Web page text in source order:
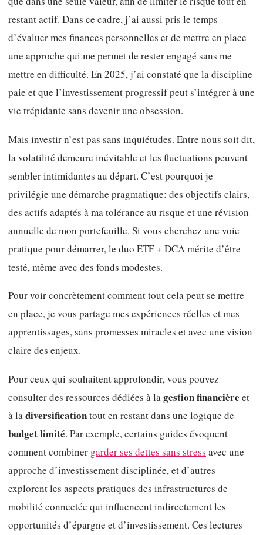
restant actif. Dans ce cadre, j’ai aussi pris le temps
d’évaluer mes finances personnelles et de mettre en place
une approche qui me permet de rester engagé sans me
mettre en difficulté. En 2025, j’ai constaté que la discipline
paie et que l’investissement progressif peut s’intégrer à une
vie trépidante sans devenir une obsession.
Mais investir n’est pas sans inquiétudes. Entre nous soit dit,
la volatilité demeure inévitable et les fluctuations peuvent
sembler intimidantes au départ. C’est pourquoi je
privilégie une démarche pragmatique: des objectifs clairs,
des actifs adaptés à ma tolérance au risque et une révision
annuelle de mon portefeuille. Si vous cherchez une voie
pratique pour démarrer, le duo ETF + DCA mérite d’être
testé, même avec des fonds modestes.
Pour voir concrètement comment tout cela peut se mettre
en place, je vous partage mes expériences réelles et mes
apprentissages, sans promesses miracles et avec une vision
claire des enjeux.
Pour ceux qui souhaitent approfondir, vous pouvez
consulter des ressources dédiées à lagestion financière et
à ladiversificationtout en restant dans une logique de
budget limité. Par exemple, certains guides évoquent
comment combiner garder ses dettes sans stress avec une
approche d’investissement disciplinée, et d’autres
explorent les aspects pratiques des infrastructures de
mobilité connectée qui influencent indirectement les
opportunités d’épargne et d’investissement. Ces lectures